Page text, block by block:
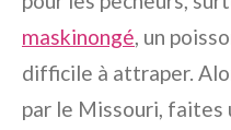
maskinongé, un
difficile à attraper.
par le Missouri, faites